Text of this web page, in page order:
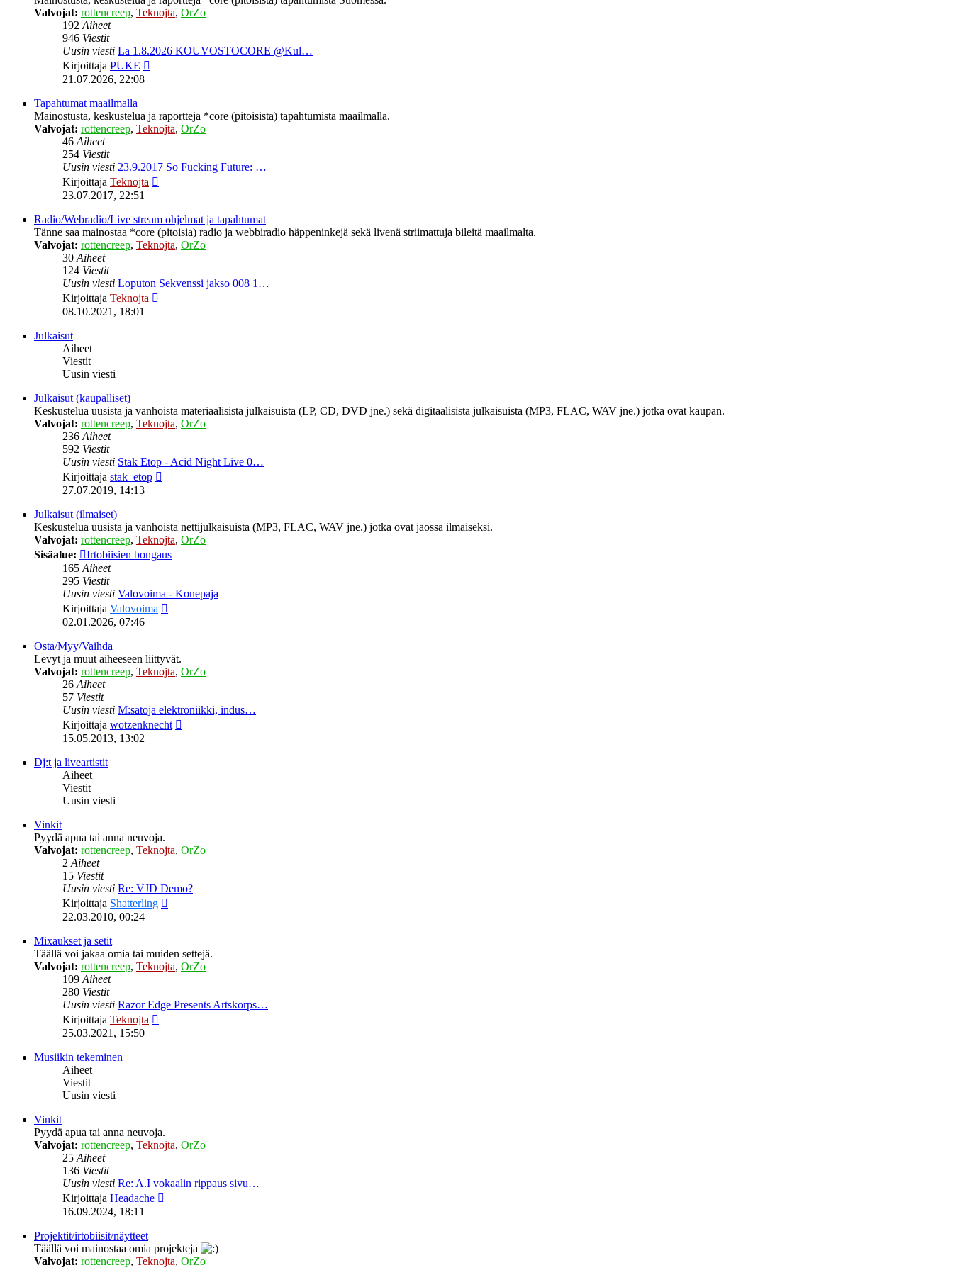
Valvojat: rottencreep, Teknojta, OrZo
192Aiheet
946 Viestit
Uusin viesti La 1.8.2026 KOUVOSTOCORE @Kul…
Kirjoittaja PUKE
21.07.2026, 22:08
Tapahtumat maailmalla
Mainostusta, keskustelua ja raportteja *core (pitoisista) tapahtumista maailmalla.
Valvojat: rottencreep, Teknojta, OrZo
46Aiheet
254 Viestit
Uusin viesti 23.9.2017 So Fucking Future: …
Kirjoittaja Teknojta
23.07.2017, 22:51
Radio/Webradio/Live stream ohjelmat ja tapahtumat
Tänne saa mainostaa *core (pitoisia) radio ja webbiradio häppeninkejä sekä livenä striimattuja bileitä maailmalta.
Valvojat: rottencreep, Teknojta, OrZo
30Aiheet
124 Viestit
Uusin viesti Loputon Sekvenssi jakso 008 1…
Kirjoittaja Teknojta
08.10.2021, 18:01
Julkaisut
Aiheet
Viestit
Uusin viesti
Julkaisut (kaupalliset)
Keskustelua uusista ja vanhoista materiaalisista julkaisuista (LP, CD, DVD jne.) sekä digitaalisista julkaisuista (MP3, FLAC, WAV jne.) jotka ovat kaupan.
Valvojat: rottencreep, Teknojta, OrZo
236Aiheet
592 Viestit
Uusin viesti Stak Etop - Acid Night Live 0…
Kirjoittaja stak_etop
27.07.2019, 14:13
Julkaisut (ilmaiset)
Keskustelua uusista ja vanhoista nettijulkaisuista (MP3, FLAC, WAV jne.) jotka ovat jaossa ilmaiseksi.
Valvojat: rottencreep, Teknojta, OrZo
Sisäalue:
Irtobiisien bongaus
165Aiheet
295 Viestit
Uusin viesti Valovoima - Konepaja
Kirjoittaja Valovoima
02.01.2026, 07:46
Osta/Myy/Vaihda
Levyt ja muut aiheeseen liittyvät.
Valvojat: rottencreep, Teknojta, OrZo
26Aiheet
57 Viestit
Uusin viesti M:satoja elektroniikki, indus…
Kirjoittaja wotzenknecht
15.05.2013, 13:02
Dj:t ja liveartistit
Aiheet
Viestit
Uusin viesti
Vinkit
Pyydä apua tai anna neuvoja.
Valvojat: rottencreep, Teknojta, OrZo
2Aiheet
15 Viestit
Uusin viesti Re: VJD Demo?
Kirjoittaja Shatterling
22.03.2010, 00:24
Mixaukset ja setit
Täällä voi jakaa omia tai muiden settejä.
Valvojat: rottencreep, Teknojta, OrZo
109Aiheet
280 Viestit
Uusin viesti Razor Edge Presents Artskorps…
Kirjoittaja Teknojta
25.03.2021, 15:50
Musiikin tekeminen
Aiheet
Viestit
Uusin viesti
Vinkit
Pyydä apua tai anna neuvoja.
Valvojat: rottencreep, Teknojta, OrZo
25Aiheet
136 Viestit
Uusin viesti Re: A.I vokaalin rippaus sivu…
Kirjoittaja Headache
16.09.2024, 18:11
Projektit/irtobiisit/näytteet
Täällä voi mainostaa omia projekteja
Valvojat: rottencreep, Teknojta, OrZo